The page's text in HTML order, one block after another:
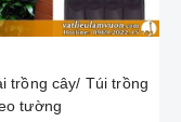
trồng cây/ Túi trồng
tường